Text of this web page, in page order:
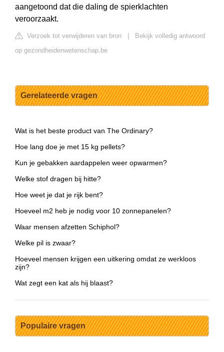
aangetoond dat die daling de spierklachten
veroorzaakt.
Verzoek tot verwijderen van bron
Bekijk volledig antwoord
op gezondheidenwetenschap.be
Gerelateerde vragen
Wat is het beste product van The Ordinary?
Hoe lang doe je met 15 kg pellets?
Kun je gebakken aardappelen weer opwarmen?
Welke stof dragen bij hitte?
Hoe weet je dat je rijk bent?
Hoeveel m2 heb je nodig voor 10 zonnepanelen?
Waar mensen afzetten Schiphol?
Welke pil is zwaar?
Hoeveel mensen krijgen een uitkering omdat ze werkloos
zijn?
Wat zegt een kat als hij blaast?
Populaire vragen